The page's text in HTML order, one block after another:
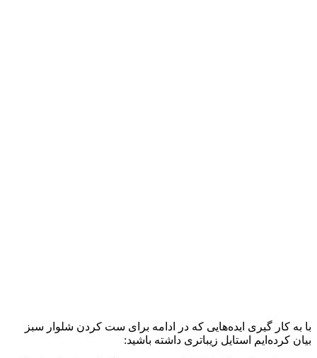
با به کار گیری ایده‌هایی که در ادامه برای ست کردن شلوار سبز
بیان کرده‌ایم استایل زیباتری داشته باشید: